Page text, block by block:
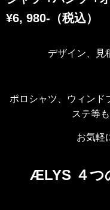
¥6, 980-（税込）
デザイン、見
ポロシャツ、ウィンド
ステ等
お気軽
ÆLYS ４つ